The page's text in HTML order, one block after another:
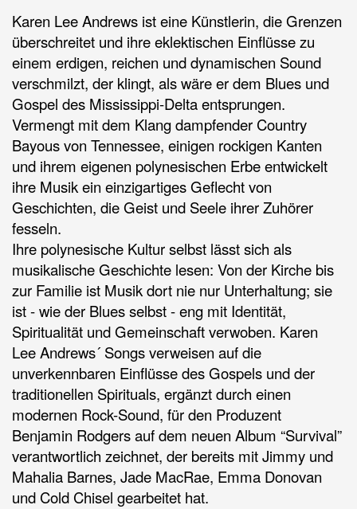
Karen Lee Andrews ist eine Künstlerin, die Grenzen
überschreitet und ihre eklektischen Einflüsse zu
einem erdigen, reichen und dynamischen Sound
verschmilzt, der klingt, als wäre er dem Blues und
Gospel des Mississippi-Delta entsprungen.
Vermengt mit dem Klang dampfender Country
Bayous von Tennessee, einigen rockigen Kanten
und ihrem eigenen polynesischen Erbe entwickelt
ihre Musik ein einzigartiges Geflecht von
Geschichten, die Geist und Seele ihrer Zuhörer
fesseln.
Ihre polynesische Kultur selbst lässt sich als
musikalische Geschichte lesen: Von der Kirche bis
zur Familie ist Musik dort nie nur Unterhaltung; sie
ist - wie der Blues selbst - eng mit Identität,
Spiritualität und Gemeinschaft verwoben. Karen
Lee Andrews´ Songs verweisen auf die
unverkennbaren Einflüsse des Gospels und der
traditionellen Spirituals, ergänzt durch einen
modernen Rock-Sound, für den Produzent
Benjamin Rodgers auf dem neuen Album “Survival”
verantwortlich zeichnet, der bereits mit Jimmy und
Mahalia Barnes, Jade MacRae, Emma Donovan
und Cold Chisel gearbeitet hat.